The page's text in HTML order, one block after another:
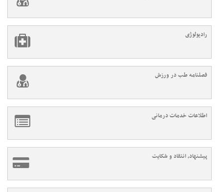
رادیولوژی
فصلنامه طب در ورزش
اطلاعات خدمات درمانی
پیشنهاد، انتقاد و شکایت